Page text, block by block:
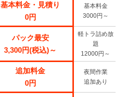
基本料金・見積り
0円
基本料金
3000円～
パック最安
3,300円(税込)～
軽トラ詰め放
題
12000円～
追加料金
0円
夜間作業
追加あり